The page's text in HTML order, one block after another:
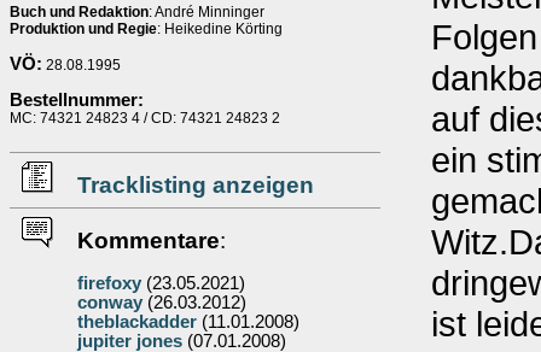
Buch und Redaktion: André Minninger
Produktion und Regie: Heikedine Körting
VÖ: 28.08.1995
Bestellnummer:
MC: 74321 24823 4 / CD: 74321 24823 2
Tracklisting anzeigen
Kommentare:
firefoxy (23.05.2021)
conway (26.03.2012)
theblackadder (11.01.2008)
jupiter jones (07.01.2008)
auf
ein
ist